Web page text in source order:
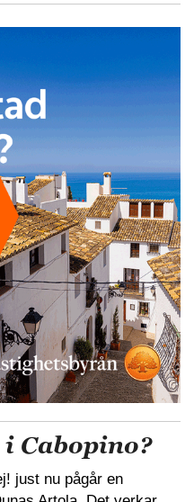
Cabopino?
just nu pågår en